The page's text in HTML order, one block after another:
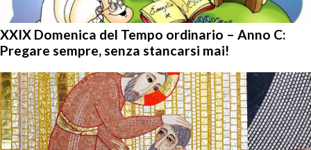
XXIX Domenica del Tempo ordinario – Anno C:
Pregare sempre, senza stancarsi mai!